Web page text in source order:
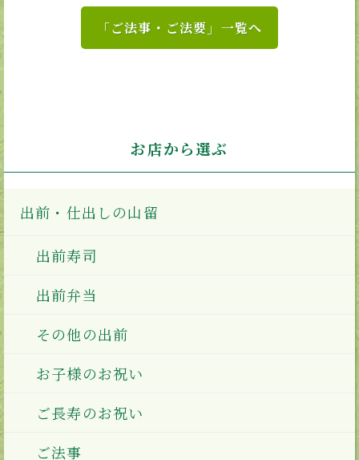
「ご法事・ご法要」一覧へ
お店から選ぶ
出前・仕出しの山留
出前寿司
出前弁当
その他の出前
お子様のお祝い
ご長寿のお祝い
ご法事